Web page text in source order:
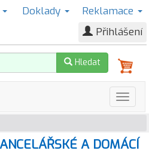
Doklady
Reklamace
Přihlášení
Hledat
A DOMÁCÍ